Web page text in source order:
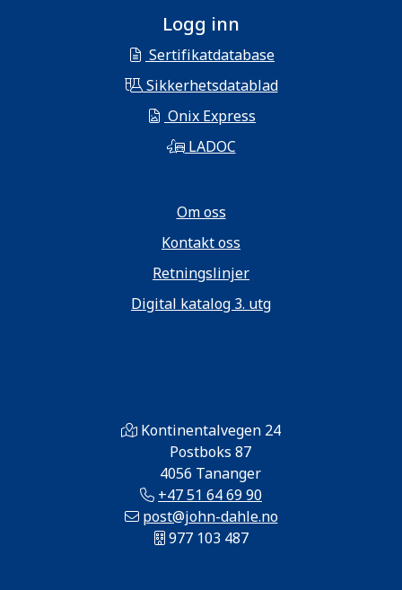
Logg inn
Sertifikatdatabase
Sikkerhetsdatablad
Onix Express
LADOC
Om oss
Kontakt oss
Retningslinjer
Digital katalog 3. utg
Kontinentalvegen 24
Postboks 87
4056 Tananger
+47 51 64 69 90
post@john-dahle.no
977 103 487